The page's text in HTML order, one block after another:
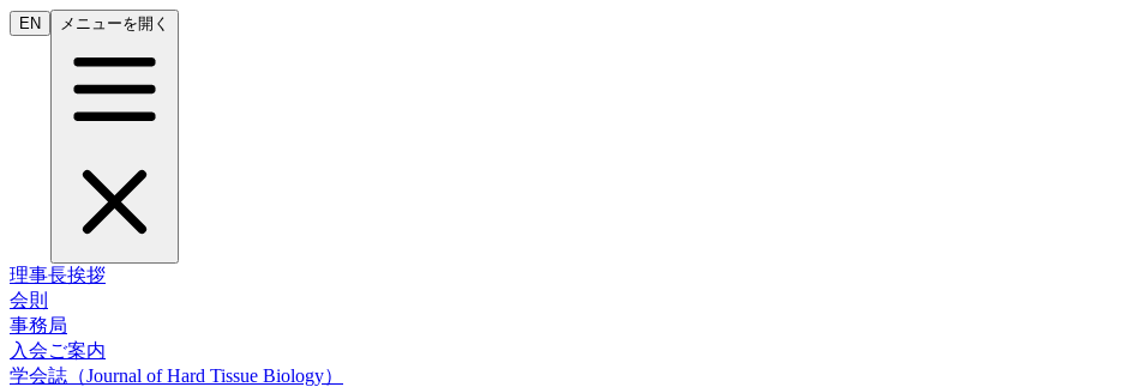
EN メニューを開く
理事長挨拶
会則
事務局
入会ご案内
学会誌（Journal of Hard Tissue Biology）